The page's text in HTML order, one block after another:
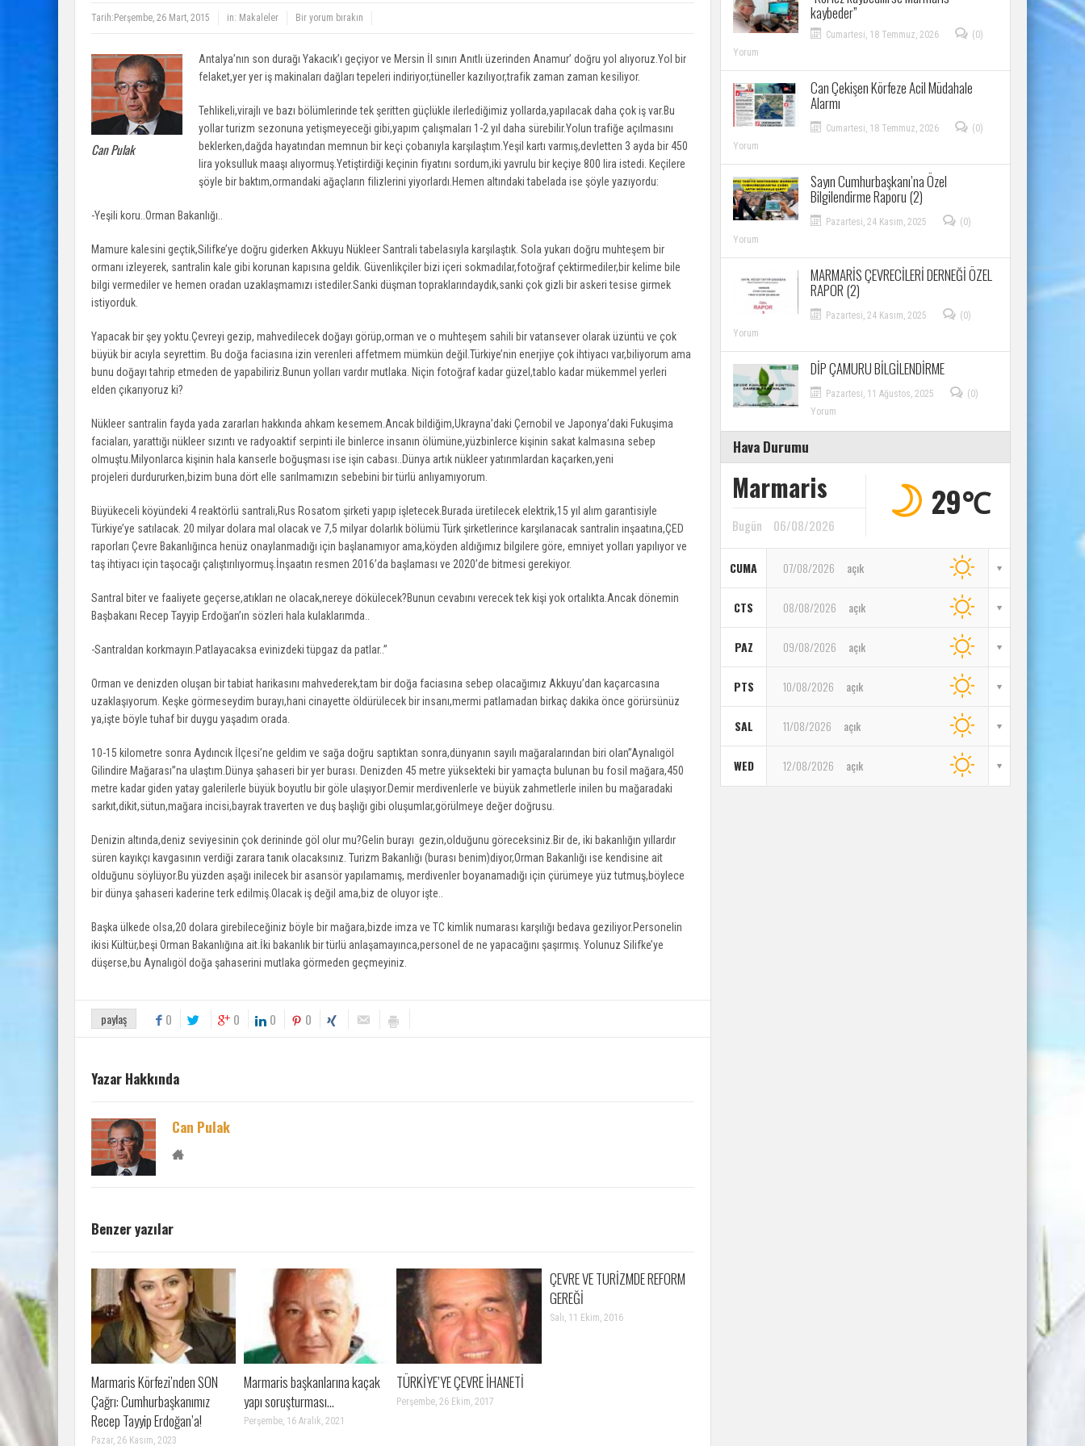
Tarih: Perşembe, 26 Mart, 2015 in: Makaleler Bir yorum bırakın
Can Pulak
Antalya’nın son durağı Yakacık’ı geçiyor ve Mersin İl sınırı Anıtlı üzerinden Anamur’ doğru yol alıyoruz.Yol bir
felaket,yer yer iş makinaları dağları tepeleri indiriyor,tüneller kazılıyor,trafik zaman zaman kesiliyor.
Tehlikeli,virajlı ve bazı bölümlerinde tek şeritten güçlükle ilerlediğimiz yollarda,yapılacak daha çok iş var.Bu
yollar turizm sezonuna yetişmeyeceği gibi,yapım çalışmaları 1-2 yıl daha sürebilir.Yolun trafiğe açılmasını
beklerken,dağda hayatından memnun bir keçi çobanıyla karşılaştım.Yeşil kartı varmış,devletten 3 ayda bir 450
lira yoksulluk maaşı alıyormuş.Yetiştirdiği keçinin fiyatını sordum,iki yavrulu bir keçiye 800 lira istedi. Keçilere
şöyle bir baktım,ormandaki ağaçların filizlerini yiyorlardı.Hemen altındaki tabelada ise şöyle yazıyordu:
-Yeşili koru..Orman Bakanlığı..
Mamure kalesini geçtik,Silifke’ye doğru giderken Akkuyu Nükleer Santrali tabelasıyla karşılaştık. Sola yukarı doğru muhteşem bir
ormanı izleyerek, santralin kale gibi korunan kapısına geldik. Güvenlikçiler bizi içeri sokmadılar,fotoğraf çektirmediler,bir kelime bile
bilgi vermediler ve hemen oradan uzaklaşmamızı istediler.Sanki düşman topraklarındaydık,sanki çok gizli bir askeri tesise girmek
istiyorduk.
Yapacak bir şey yoktu.Çevreyi gezip, mahvedilecek doğayı görüp,orman ve o muhteşem sahili bir vatansever olarak üzüntü ve çok
büyük bir acıyla seyrettim. Bu doğa faciasına izin verenleri affetmem mümkün değil.Türkiye’nin enerjiye çok ihtiyacı var,biliyorum ama
bunu doğayı tahrip etmeden de yapabiliriz.Bunun yolları vardır mutlaka. Niçin fotoğraf kadar güzel,tablo kadar mükemmel yerleri
elden çıkarıyoruz ki?
Nükleer santralin fayda yada zararları hakkında ahkam kesemem.Ancak bildiğim,Ukrayna’daki Çernobil ve Japonya’daki Fukuşima
faciaları, yarattığı nükleer sızıntı ve radyoaktif serpinti ile binlerce insanın ölümüne,yüzbinlerce kişinin sakat kalmasına sebep
olmuştu.Milyonlarca kişinin hala kanserle boğuşması ise işin cabası..Dünya artık nükleer yatırımlardan kaçarken,yeni
projeleri durdururken,bizim buna dört elle sarılmamızın sebebini bir türlü anlıyamıyorum.
Büyükeceli köyündeki 4 reaktörlü santrali,Rus Rosatom şirketi yapıp işletecek.Burada üretilecek elektrik,15 yıl alım garantisiyle
Türkiye’ye satılacak. 20 milyar dolara mal olacak ve 7,5 milyar dolarlık bölümü Türk şirketlerince karşılanacak santralin inşaatına,ÇED
raporları Çevre Bakanlığınca henüz onaylanmadığı için başlanamıyor ama,köyden aldığımız bilgilere göre, emniyet yolları yapılıyor ve
taş ihtiyacı için taşocağı çalıştırılıyormuş.İnşaatın resmen 2016’da başlaması ve 2020’de bitmesi gerekiyor.
Santral biter ve faaliyete geçerse,atıkları ne olacak,nereye dökülecek?Bunun cevabını verecek tek kişi yok ortalıkta.Ancak dönemin
Başbakanı Recep Tayyip Erdoğan’ın sözleri hala kulaklarımda..
-Santraldan korkmayın.Patlayacaksa evinizdeki tüpgaz da patlar..’’
Orman ve denizden oluşan bir tabiat harikasını mahvederek,tam bir doğa faciasına sebep olacağımız Akkuyu’dan kaçarcasına
uzaklaşıyorum. Keşke görmeseydim burayı,hani cinayette öldürülecek bir insanı,mermi patlamadan birkaç dakika önce görürsünüz
ya,işte böyle tuhaf bir duygu yaşadım orada.
10-15 kilometre sonra Aydıncık İlçesi’ne geldim ve sağa doğru saptıktan sonra,dünyanın sayılı mağaralarından biri olan’’Aynalıgöl
Gilindire Mağarası’’na ulaştım.Dünya şahaseri bir yer burası. Denizden 45 metre yüksekteki bir yamaçta bulunan bu fosil mağara,450
metre kadar giden yatay galerilerle büyük boyutlu bir göle ulaşıyor.Demir merdivenlerle ve büyük zahmetlerle inilen bu mağaradaki
sarkıt,dikit,sütun,mağara incisi,bayrak traverten ve duş başlığı gibi oluşumlar,görülmeye değer doğrusu.
Denizin altında,deniz seviyesinin çok derininde göl olur mu?Gelin burayı gezin,olduğunu göreceksiniz.Bir de, iki bakanlığın yıllardır
süren kayıkçı kavgasının verdiği zarara tanık olacaksınız. Turizm Bakanlığı (burası benim)diyor,Orman Bakanlığı ise kendisine ait
olduğunu söylüyor.Bu yüzden aşağı inilecek bir asansör yapılamamış, merdivenler boyanamadığı için çürümeye yüz tutmuş,böylece
bir dünya şahaseri kaderine terk edilmiş.Olacak iş değil ama,biz de oluyor işte..
Başka ülkede olsa,20 dolara girebileceğiniz böyle bir mağara,bizde imza ve TC kimlik numarası karşılığı bedava geziliyor.Personelin
ikisi Kültür,beşi Orman Bakanlığına ait.İki bakanlık bir türlü anlaşamayınca,personel de ne yapacağını şaşırmış. Yolunuz Silifke’ye
düşerse,bu Aynalıgöl doğa şahaserini mutlaka görmeden geçmeyiniz.
paylaş 0 0 0 0
Yazar Hakkında
Can Pulak
Benzer yazılar
Marmaris Körfezi’nden SON
Çağrı: Cumhurbaşkanımız
Recep Tayyip Erdoğan’a!
Pazar, 26 Kasım, 2023
Marmaris başkanlarına kaçak
yapı soruşturması…
Perşembe, 16 Aralık, 2021
TÜRKİYE’YE ÇEVRE İHANETİ
Perşembe, 26 Ekim, 2017
ÇEVRE VE TURİZMDE REFORM
GEREĞİ
Salı, 11 Ekim, 2016
kaybeder”
Cumartesi, 18 Temmuz, 2026
(0)
Yorum
Can Çekişen Körfeze Acil Müdahale
Alarmı
Cumartesi, 18 Temmuz, 2026
(0)
Yorum
Sayın Cumhurbaşkanı’na Özel
Bilgilendirme Raporu (2)
Pazartesi, 24 Kasım, 2025
(0)
Yorum
MARMARİS ÇEVRECİLERİ DERNEĞİ ÖZEL
RAPOR (2)
Pazartesi, 24 Kasım, 2025
(0)
Yorum
DİP ÇAMURU BİLGİLENDİRME
Pazartesi, 11 Ağustos, 2025
(0)
Yorum
Hava Durumu
Marmaris
Bugün 06/08/2026
29℃
CUMA 07/08/2026 açık
CTS 08/08/2026 açık
PAZ 09/08/2026 açık
PTS 10/08/2026 açık
SAL 11/08/2026 açık
WED 12/08/2026 açık